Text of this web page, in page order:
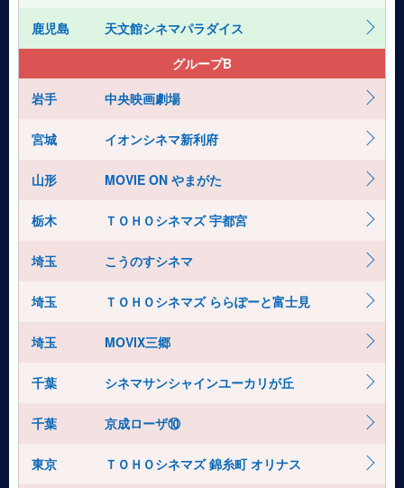
鹿児島
天文館シネマパラダイス
グループB
岩手
中央映画劇場
宮城 イオンシネマ新利府
山形 MOVIE ON やまがた
栃木 ＴＯＨＯシネマズ 宇都宮
埼玉 こうのすシネマ
埼玉 ＴＯＨＯシネマズ ららぽーと富士見
埼玉 MOVIX三郷
千葉 シネマサンシャインユーカリが丘
千葉 京成ローザ⑩
東京 ＴＯＨＯシネマズ 錦糸町 オリナス